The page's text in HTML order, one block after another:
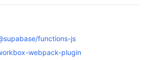
functions-js
webpack-plugin